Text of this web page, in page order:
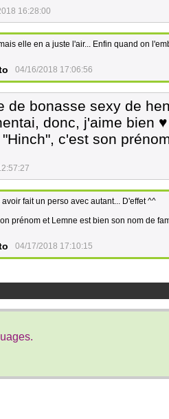
16:28:00
elle en a juste l'air... Enfin quand on
04/16/2018 17:06:56
de bonasse sexy de
donc, j'aime bien ♥
c'est son
fait un perso avec autant... D'effet ^^
prénom et Lemne est bien son nom de
04/17/2018 17:10:15